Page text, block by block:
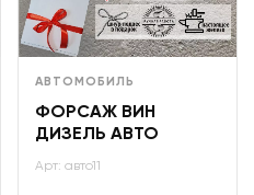
АВТОМОБИЛЬ
ФОРСАЖ ВИН
ДИЗЕЛЬ АВТО
Арт: авто11